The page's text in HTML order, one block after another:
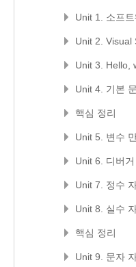
Unit 1. 소프
Unit 2. Visual
Unit 3. Hello,
Unit 4. 기본
핵심 정리
Unit 5. 변수
Unit 6. 디버
Unit 7. 정수
Unit 8. 실수
핵심 정리
Unit 9. 문자